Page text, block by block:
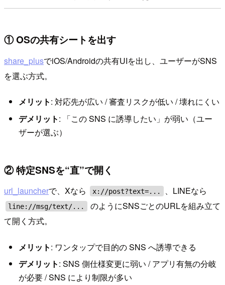
① OSの共有シートを出す
share_plusでiOS/Androidの共有UIを出し、ユーザーがSNS
を選ぶ方式。
メリット: 対応先が広い / 審査リスクが低い / 壊れにくい
デメリット: 「この SNS に誘導したい」が弱い（ユー
ザーが選ぶ）
② 特定SNSを“直”で開く
url_launcherで、Xなら x://post?text=... 、LINEなら
line://msg/text/...
のようにSNSごとのURLを組み立て
て開く方式。
メリット: ワンタップで目的の SNS へ誘導できる
デメリット: SNS 側仕様変更に弱い / アプリ有無の分岐
が必要 / SNS により制限が多い